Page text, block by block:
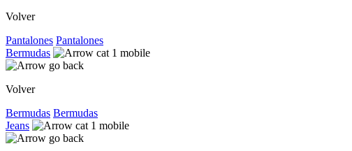
Volver
Pantalones Pantalones
Bermudas
Volver
Bermudas Bermudas
Jeans